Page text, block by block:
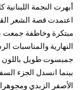
أبهرت النجمة
اعتمدت قصة الشعر
مبتكرة وخاطفة جمعت
النهارية والمناسبات
جمبسوت طويل باللون
بينما انسدل الجزء
الأصفر الزبدي